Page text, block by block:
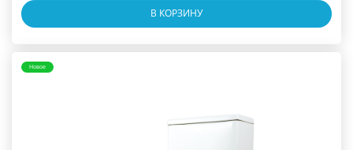
В КОРЗИНУ
Новое